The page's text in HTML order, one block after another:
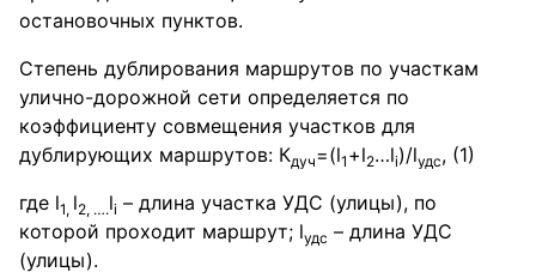
остановочных пунктов.
Степень дублирования маршрутов по участкам
улично-дорожной сети определяется по
коэффициенту совмещения участков для
дублирующих маршрутов: Кдуч=(l1 +l2…li)/lудс, (1)
где l1, l2, ….li – длина участка УДС (улицы), по
которой проходит маршрут; lудс – длина УДС
(улицы).